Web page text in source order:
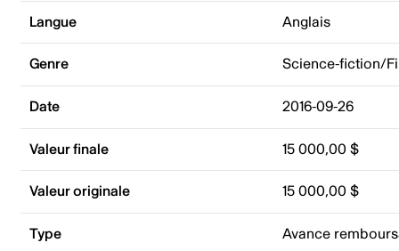
Langue Anglais
Genre Science-fiction/
Date 2016-09-26
Valeur finale 15 000,00 $
Valeur originale 15 000,00 $
Type Avance